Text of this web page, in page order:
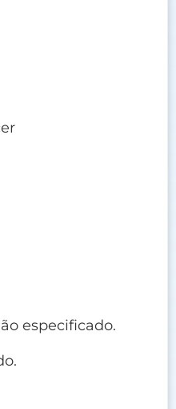
especificado.